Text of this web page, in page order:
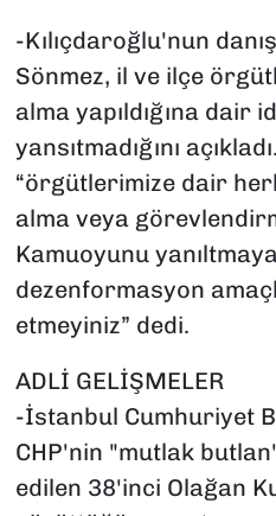
-Kılıçdaroğlu'nun
Sönmez, il ve ilçe
alma yapıldığına dair
yansıtmadığını açıkladı.
“örgütlerimize dair
alma veya
Kamuoyunu
dezenformasyon
etmeyiniz” dedi.
ADLİ GELİŞMELER
-İstanbul Cumhuriyet
CHP'nin "mutlak
edilen 38'inci Olağan